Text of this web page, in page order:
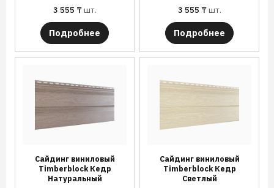
3 555 ₸шт.
Подробнее
3 555 ₸шт.
Подробнее
Сайдинг виниловый
Timberblock Кедр
Натуральный
Сайдинг виниловый
Timberblock Кедр
Светлый